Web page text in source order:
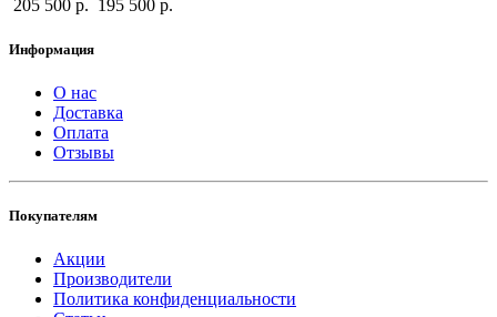
205 500 р. 195 500 р.
Информация
О нас
Доставка
Оплата
Отзывы
Покупателям
Акции
Производители
Политика конфиденциальности